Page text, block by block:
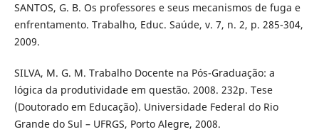
SANTOS, G. B. Os professores e seus mecanismos de fuga e
enfrentamento. Trabalho, Educ. Saúde, v. 7, n. 2, p. 285-304,
2009.
SILVA, M. G. M. Trabalho Docente na Pós-Graduação: a
lógica da produtividade em questão. 2008. 232p. Tese
(Doutorado em Educação). Universidade Federal do Rio
Grande do Sul – UFRGS, Porto Alegre, 2008.